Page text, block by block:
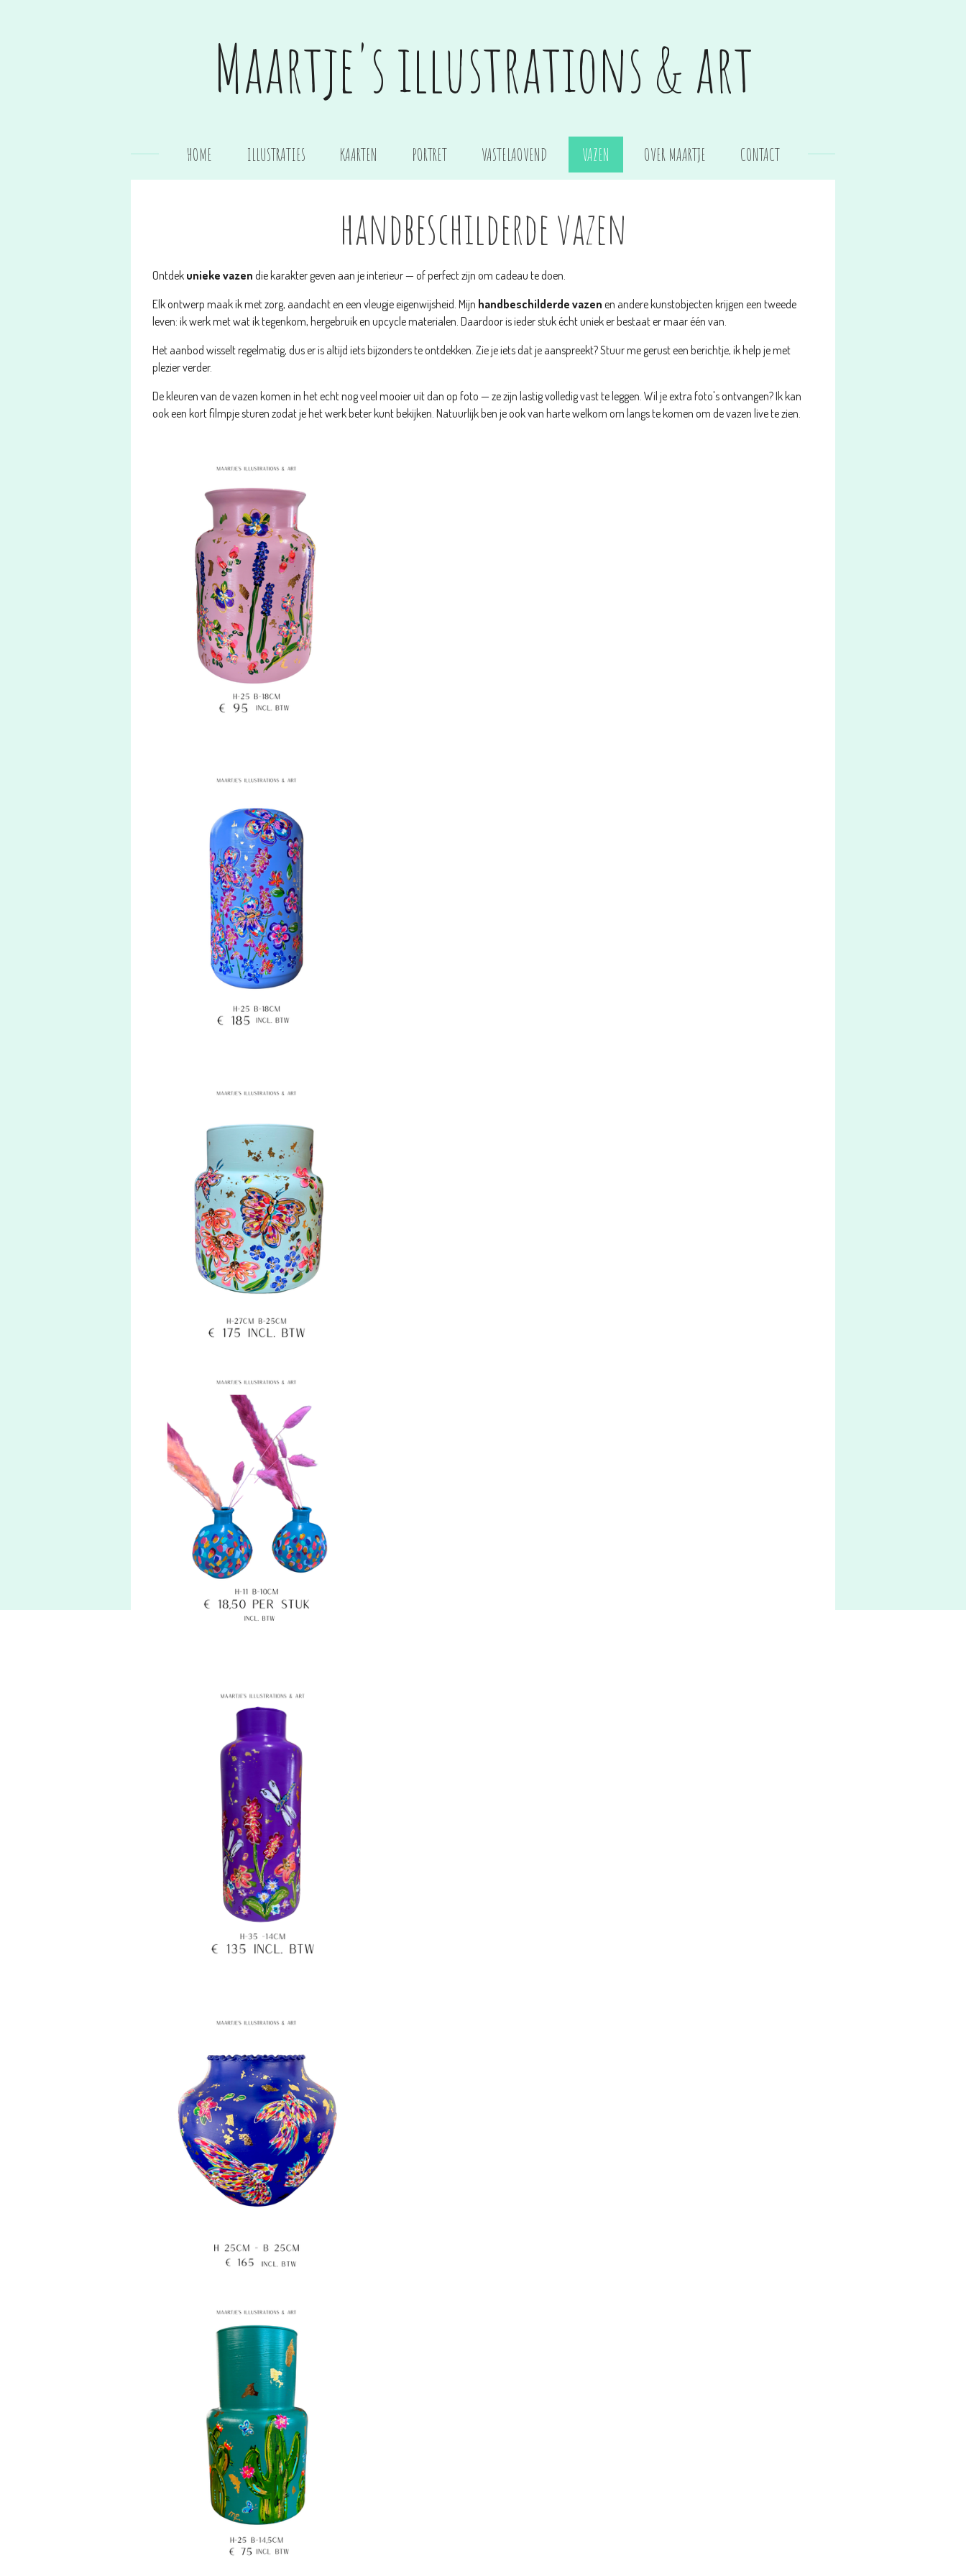
Maartje's illustrations & art
HOME ILLUSTRATIES KAARTEN PORTRET VASTELAOVEND VAZEN OVER MAARTJE CONTACT
handbeschilderde vazen
Ontdek unieke vazen die karakter geven aan je interieur — of perfect zijn om cadeau te doen.
Elk ontwerp maak ik met zorg, aandacht en een vleugje eigenwijsheid. Mijn handbeschilderde vazen en andere kunstobjecten krijgen een tweede
leven: ik werk met wat ik tegenkom, hergebruik en upcycle materialen. Daardoor is ieder stuk écht uniek er bestaat er maar één van.
Het aanbod wisselt regelmatig, dus er is altijd iets bijzonders te ontdekken. Zie je iets dat je aanspreekt? Stuur me gerust een berichtje, ik help je met
plezier verder.
De kleuren van de vazen komen in het echt nog veel mooier uit dan op foto — ze zijn lastig volledig vast te leggen. Wil je extra foto's ontvangen? Ik kan
ook een kort filmpje sturen zodat je het werk beter kunt bekijken. Natuurlijk ben je ook van harte welkom om langs te komen om de vazen live te zien.